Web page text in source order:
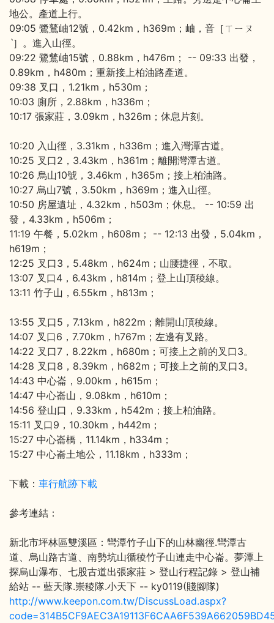
地公。產道上行。
09:05 鷺鶿岫12號，0.42km，h369m；岫，音［ㄒㄧㄡ
ˋ］。進入山徑。
09:22 鷺鶿岫15號，0.88km，h476m； -- 09:33 出發，
0.89km，h480m；重新接上柏油路產道。
09:38 叉口，1.21km，h530m；
10:03 廁所，2.88km，h336m；
10:17 張家莊，3.09km，h326m；休息片刻。
10:20 入山徑，3.31km，h336m；進入灣潭古道。
10:25 叉口2，3.43km，h361m；離開灣潭古道。
10:26 烏山10號，3.46km，h365m；接上柏油路。
10:27 烏山7號，3.50km，h369m；進入山徑。
10:50 房屋遺址，4.32km，h503m；休息。 -- 10:59 出
發，4.33km，h506m；
11:19 午餐，5.02km，h608m； -- 12:13 出發，5.04km，
h619m；
12:25 叉口3，5.48km，h624m；山腰捷徑，不取。
13:07 叉口4，6.43km，h814m；登上山頂稜線。
13:11 竹子山，6.55km，h813m；
13:55 叉口5，7.13km，h822m；離開山頂稜線。
14:07 叉口6，7.70km，h767m；左邊有叉路。
14:22 叉口7，8.22km，h680m；可接上之前的叉口3。
14:28 叉口8，8.39km，h682m；可接上之前的叉口3。
14:43 中心崙，9.00km，h615m；
14:47 中心崙山，9.08km，h610m；
14:56 登山口，9.33km，h542m；接上柏油路。
15:11 叉口9，10.30km，h442m；
15:27 中心崙橋，11.14km，h334m；
15:27 中心崙土地公，11.18km，h333m；
下載： 車行航跡下載
參考連結：
新北市坪林區雙溪區：彎潭竹子山下的山林幽徑.彎潭古
道、烏山路古道、南勢坑山循稜竹子山連走中心崙。夢潭上
探烏山瀑布、七股古道出張家莊 > 登山行程記錄 > 登山補
給站 -- 藍天隊.崇稜隊.小天下 -- ky0119(賤腳隊)
http://www.keepon.com.tw/DiscussLoad.aspx?